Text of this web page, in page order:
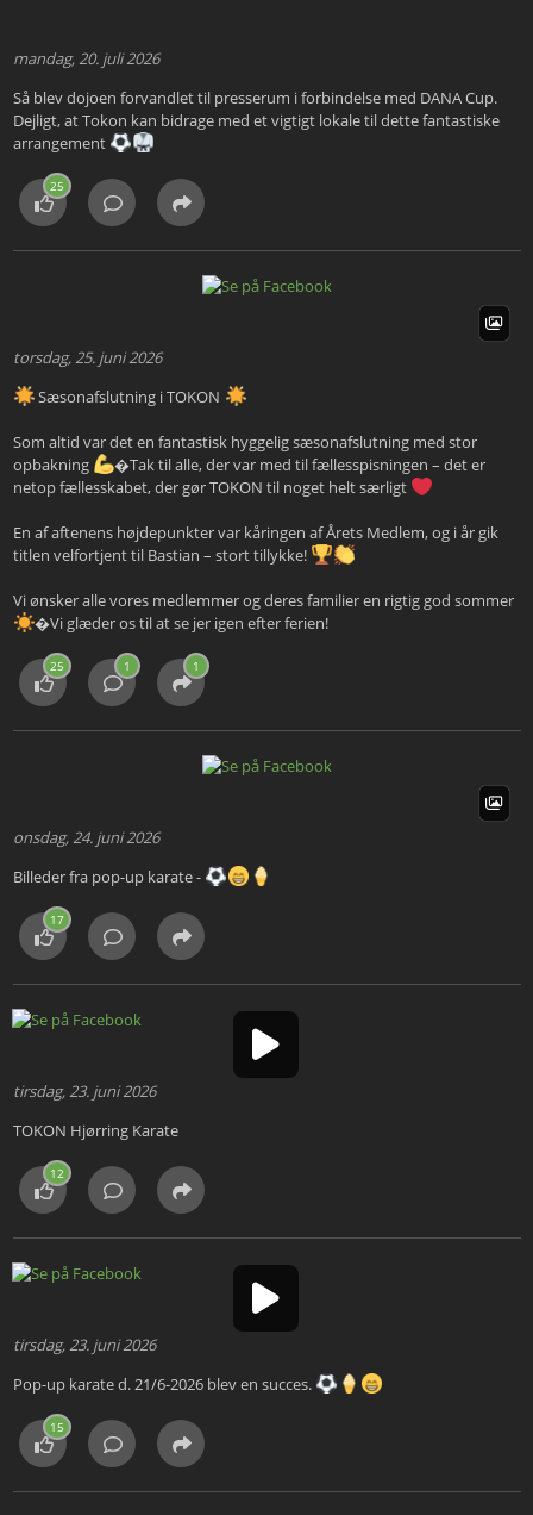
mandag, 20. juli 2026
Så blev dojoen forvandlet til presserum i forbindelse med DANA Cup.
Dejligt, at Tokon kan bidrage med et vigtigt lokale til dette fantastiske
arrangement
25
torsdag, 25. juni 2026
Sæsonafslutning i TOKON
Som altid var det en fantastisk hyggelig sæsonafslutning med stor
opbakning
�Tak til alle, der var med til fællesspisningen – det er
netop fællesskabet, der gør TOKON til noget helt særligt
En af aftenens højdepunkter var kåringen af Årets Medlem, og i år gik
titlen velfortjent til Bastian – stort tillykke!
Vi ønsker alle vores medlemmer og deres familier en rigtig god sommer
�Vi glæder os til at se jer igen efter ferien!
25 1 1
onsdag, 24. juni 2026
Billeder fra pop-up karate -
17
tirsdag, 23. juni 2026
TOKON Hjørring Karate
12
tirsdag, 23. juni 2026
Pop-up karate d. 21/6-2026 blev en succes.
15